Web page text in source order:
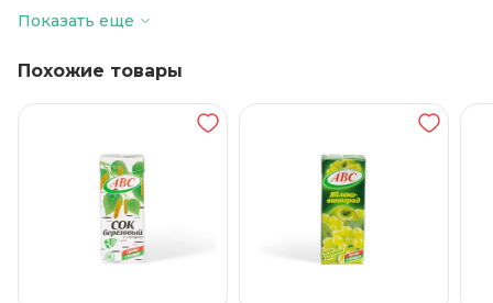
Производитель
Температура хранения
Вкус, добавки
Ананас
ОДО фирма АВС
Вид упаковки
Тетра-пак
Показать еще
Похожие товары